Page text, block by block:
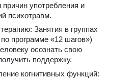
причин употребления и
психотравм.
Занятия в группах
программе «12 шагов»)
осознать свою
поддержку.
когнитивных функций: